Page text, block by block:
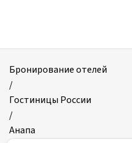
Бронирование отелей
/
Гостиницы России
/
Анапа